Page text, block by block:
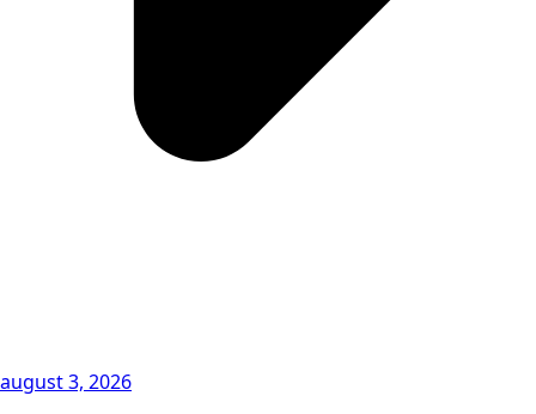
august 3, 2026